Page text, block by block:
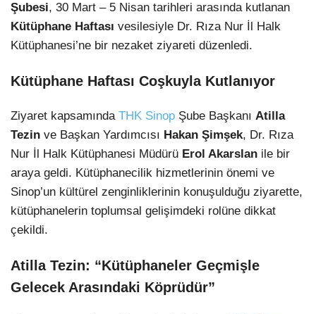
Şubesi, 30 Mart – 5 Nisan tarihleri arasında kutlanan
Kütüphane Haftası vesilesiyle Dr. Rıza Nur İl Halk
Kütüphanesi’ne bir nezaket ziyareti düzenledi.
Kütüphane Haftası Coşkuyla Kutlanıyor
Ziyaret kapsamında THK Sinop Şube Başkanı Atilla
Tezin ve Başkan Yardımcısı Hakan Şimşek, Dr. Rıza
Nur İl Halk Kütüphanesi Müdürü Erol Akarslan ile bir
araya geldi. Kütüphanecilik hizmetlerinin önemi ve
Sinop’un kültürel zenginliklerinin konuşulduğu ziyarette,
kütüphanelerin toplumsal gelişimdeki rolüne dikkat
çekildi.
Atilla Tezin: “Kütüphaneler Geçmişle
Gelecek Arasındaki Köprüdür”